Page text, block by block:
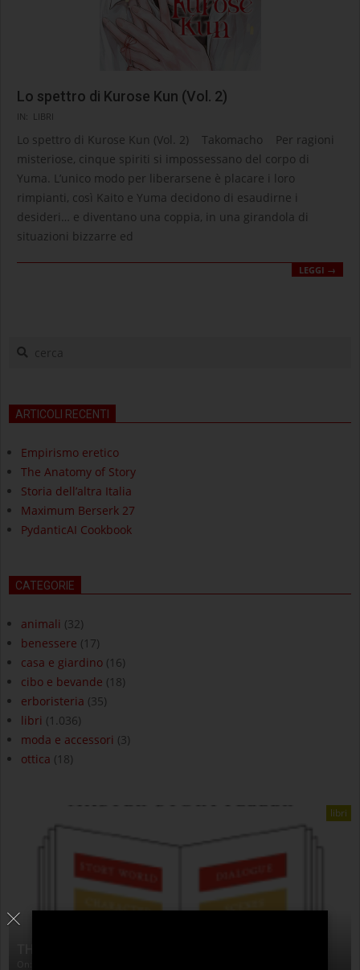
Lo spettro di Kurose Kun (Vol. 2)
2026-
06-
28
IN: LIBRI
Lo spettro di Kurose Kun (Vol. 2) Takomacho Per ragioni
misteriose, cinque spiriti si impossessano del corpo di
Yuma. L’unico modo per liberarsene è placare i loro
rimpianti, così Kaito e Yuma decidono di esaudirne i
desideri… e diventano una coppia, in una girandola di
situazioni bizzarre ed
LEGGI →
cerca
ARTICOLI RECENTI
Empirismo eretico
The Anatomy of Story
Storia dell’altra Italia
Maximum Berserk 27
PydanticAI Cookbook
CATEGORIE
animali (32)
benessere (17)
casa e giardino (16)
cibo e bevande (18)
erboristeria (35)
libri (1.036)
moda e accessori (3)
ottica (18)
libri